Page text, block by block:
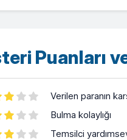
Puanları
Verilen paranın
Bulma kolaylığı
Temsilci